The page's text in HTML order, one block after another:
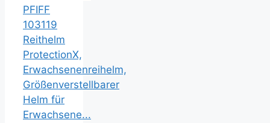
PFIFF
103119
Reithelm
ProtectionX,
Erwachsenenreihelm,
Größenverstellbarer
Helm für
Erwachsene...